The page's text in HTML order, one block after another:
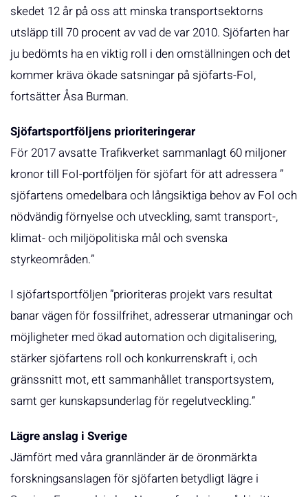
skedet 12 år på oss att minska transportsektorns
utsläpp till 70 procent av vad de var 2010. Sjöfarten har
ju bedömts ha en viktig roll i den omställningen och det
kommer kräva ökade satsningar på sjöfarts-FoI,
fortsätter Åsa Burman.
Sjöfartsportföljens prioriteringerar
För 2017 avsatte Trafikverket sammanlagt 60 miljoner
kronor till FoI-portföljen för sjöfart för att adressera ”
sjöfartens omedelbara och långsiktiga behov av FoI och
nödvändig förnyelse och utveckling, samt transport-,
klimat- och miljöpolitiska mål och svenska
styrkeområden.”
I sjöfartsportföljen ”prioriteras projekt vars resultat
banar vägen för fossilfrihet, adresserar utmaningar och
möjligheter med ökad automation och digitalisering,
stärker sjöfartens roll och konkurrenskraft i, och
gränssnitt mot, ett sammanhållet transportsystem,
samt ger kunskapsunderlag för regelutveckling.”
Lägre anslag i Sverige
Jämfört med våra grannländer är de öronmärkta
forskningsanslagen för sjöfarten betydligt lägre i